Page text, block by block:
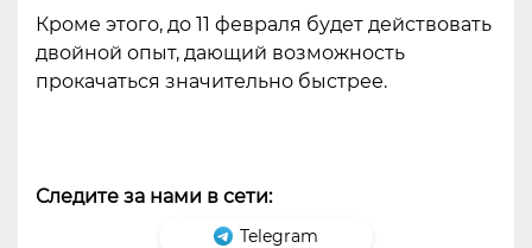
Кроме этого, до 11 февраля будет действовать
двойной опыт, дающий возможность
прокачаться значительно быстрее.
Следите за нами в сети:
Telegram